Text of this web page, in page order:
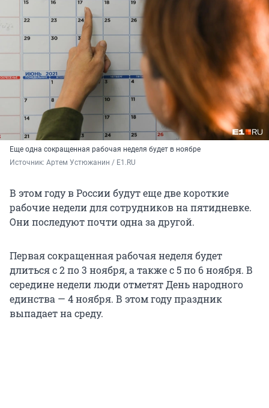
Еще одна сокращенная рабочая неделя будет в ноябре
Источник: Артем Устюжанин / E1.RU
В этом году в России будут еще две короткие
рабочие недели для сотрудников на пятидневке.
Они последуют почти одна за другой.
Первая сокращенная рабочая неделя будет
длиться с 2 по 3 ноября, а также с 5 по 6 ноября. В
середине недели люди отметят День народного
единства — 4 ноября. В этом году праздник
выпадает на среду.